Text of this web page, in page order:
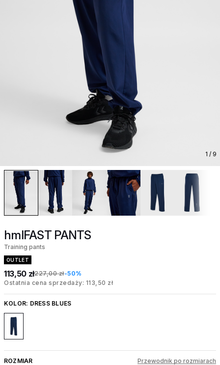
1 / 9
hmlFAST PANTS
Training pants
OUTLET
113,50 zł227,00 zł-50%
Ostatnia cena sprzedaży: 113,50 zł
KOLOR: DRESS BLUES
ROZMIAR Przewodnik po rozmiarach